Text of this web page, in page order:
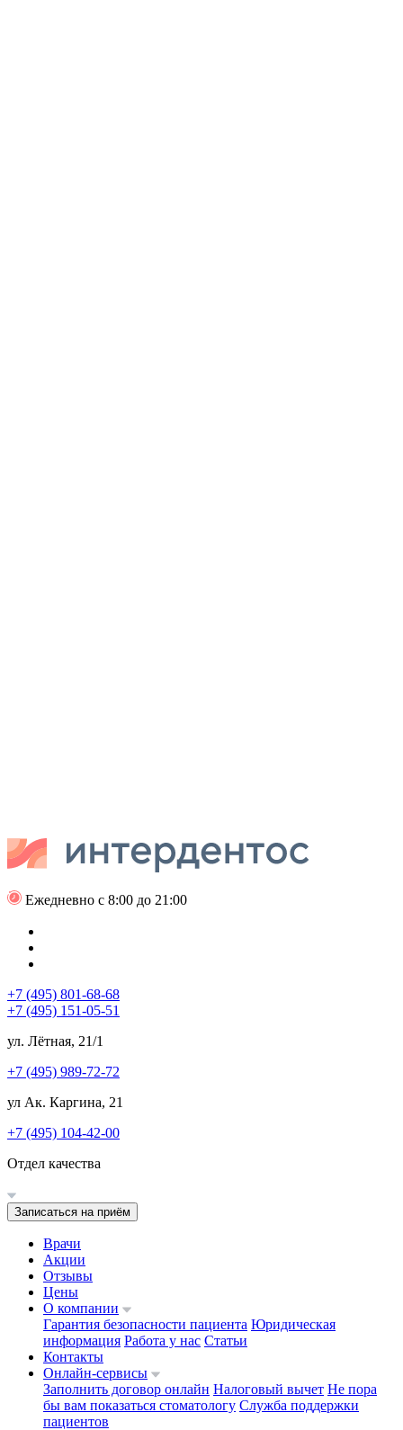
Ежедневно с 8:00 до 21:00
+7 (495) 801-68-68
+7 (495) 151-05-51
ул. Лётная, 21/1
+7 (495) 989-72-72
ул Ак. Каргина, 21
+7 (495) 104-42-00
Отдел качества
Записаться на приём
Врачи
Акции
Отзывы
Цены
О компании
Гарантия безопасности пациента Юридическая
информация Работа у нас Статьи
Контакты
Онлайн-сервисы
Заполнить договор онлайн Налоговый вычет Не пора
бы вам показаться стоматологу Служба поддержки
пациентов